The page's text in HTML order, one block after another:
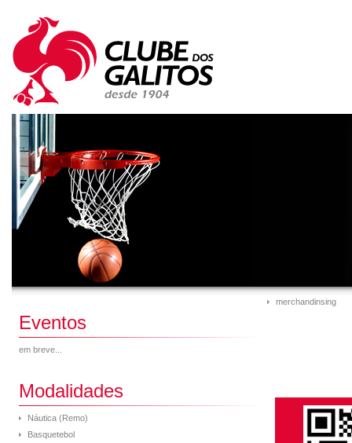
Eventos
em breve...
Modalidades
Náutica (Remo)
Basquetebol
merchandinsing